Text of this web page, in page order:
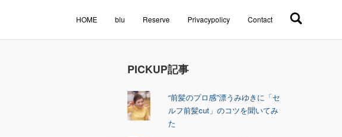
HOME blu Reserve Privacypolicy Contact
PICKUP記事
“前髪のプロ感”漂うみゆきに「セ
ルフ前髪cut」のコツを聞いてみ
た